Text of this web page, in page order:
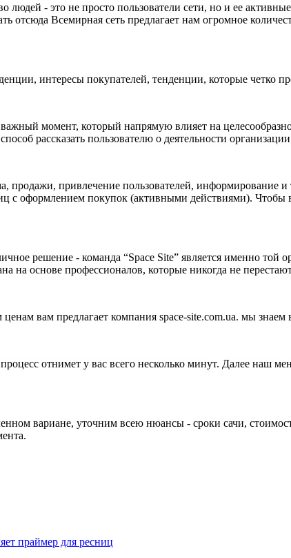
людей - это не просто пользователи сети, но и ее
отсюда Всемирная сеть предлагает нам огромное
интересы покупателей, тенденции, которые четко
момент, который напрямую влияет на
рассказать пользователю о деятельности
продажи, привлечение пользователей, информирование
с оформлением покупок (активными действиями).
решение - команда “Space Site” является именно той
на основе профессионалов, которые никогда не
вам предлагает компания space-site.com.ua. мы
отнимет у вас всего несколько минут. Далее наш
вариане, уточним всею нюансы - сроки сачи,
праймер для ресниц